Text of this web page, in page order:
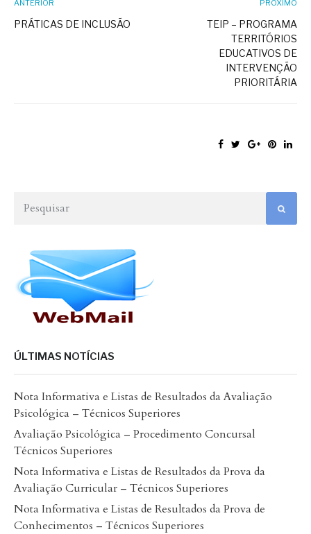
ANTERIOR
PRÁTICAS DE INCLUSÃO
PRÓXIMO
TEIP – PROGRAMA
TERRITÓRIOS
EDUCATIVOS DE
INTERVENÇÃO
PRIORITÁRIA
ÚLTIMAS NOTÍCIAS
Nota Informativa e Listas de Resultados da Avaliação
Psicológica – Técnicos Superiores
Avaliação Psicológica – Procedimento Concursal
Técnicos Superiores
Nota Informativa e Listas de Resultados da Prova da
Avaliação Curricular – Técnicos Superiores
Nota Informativa e Listas de Resultados da Prova de
Conhecimentos – Técnicos Superiores